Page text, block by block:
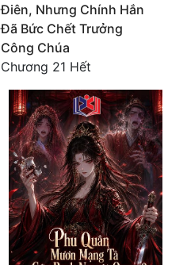
Điên, Nhưng Chính Hắn
Đã Bức Chết Trưởng
Công Chúa
Chương 21 Hết